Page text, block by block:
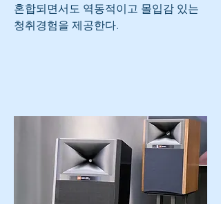
혼합되면서도 역동적이고 몰입감 있는
청취경험을 제공한다.